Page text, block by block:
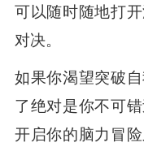
可以随时随地打
对决。
如果你渴望突破
了绝对是你不可
开启你的脑力冒